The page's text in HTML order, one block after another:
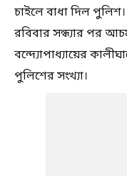
চাইলে বাধা দিল
রবিবার সন্ধ্যার পর
বন্দ্যোপাধ্যায়ের
পুলিশের সংখ্যা।